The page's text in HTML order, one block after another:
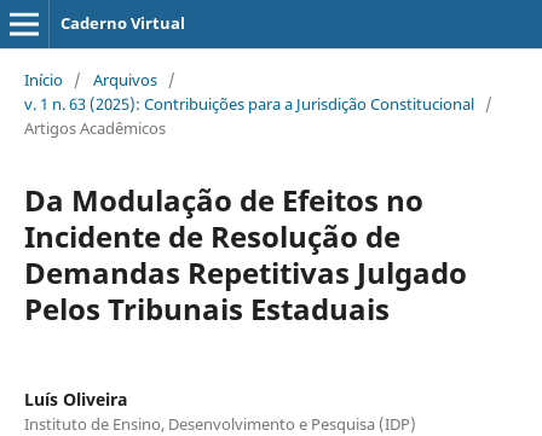
Caderno Virtual
Início / Arquivos /
v. 1 n. 63 (2025): Contribuições para a Jurisdição Constitucional /
Artigos Acadêmicos
Da Modulação de Efeitos no
Incidente de Resolução de
Demandas Repetitivas Julgado
Pelos Tribunais Estaduais
Luís Oliveira
Instituto de Ensino, Desenvolvimento e Pesquisa (IDP)